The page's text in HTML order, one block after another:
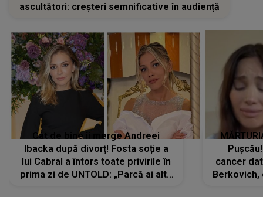
ascultători: creșteri semnificative în audiență
Cât de bine îi merge Andreei
Ibacka după divorț! Fosta soție a
lui Cabral a întors toate privirile în
prima zi de UNTOLD: „Parcă ai altă
cancer
Berkovich,